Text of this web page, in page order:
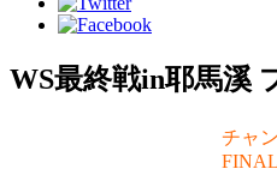
WS最終戦in耶馬溪
チャ
FINAL